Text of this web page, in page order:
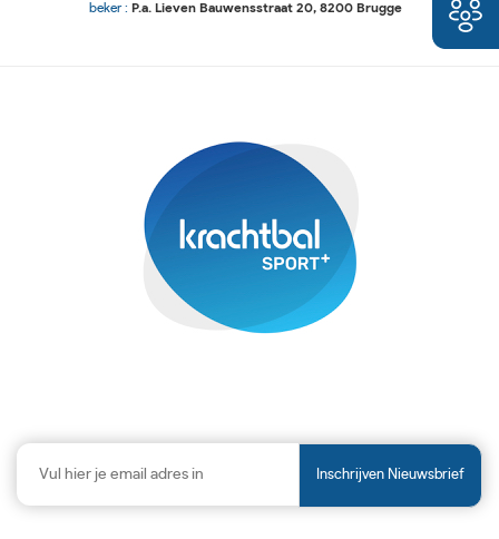
beker : P.a. Lieven Bauwensstraat 20, 8200 Brugge
Inschrijven Nieuwsbrief